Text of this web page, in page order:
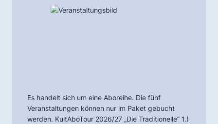
Es handelt sich um eine Aboreihe. Die fünf
Veranstaltungen können nur im Paket gebucht
werden. KultAboTour 2026/27 „Die Traditionelle“ 1.)